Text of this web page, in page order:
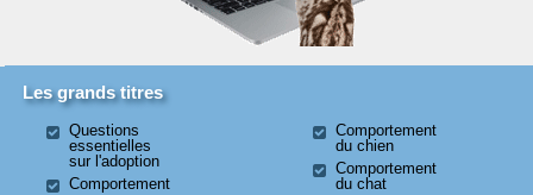
Les grands titres
Questions
essentielles
sur l'adoption
Comportement
Comportement
du chien
Comportement
du chat